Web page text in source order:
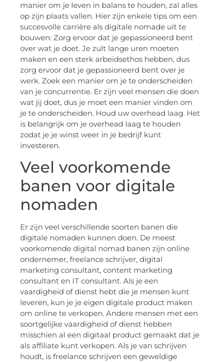
manier om je leven in balans te houden, zal alles
op zijn plaats vallen. Hier zijn enkele tips om een
succesvolle carrière als digitale nomade uit te
bouwen: Zorg ervoor dat je gepassioneerd bent
over wat je doet. Je zult lange uren moeten
maken en een sterk arbeidsethos hebben, dus
zorg ervoor dat je gepassioneerd bent over je
werk. Zoek een manier om je te onderscheiden
van je concurrentie. Er zijn veel mensen die doen
wat jij doet, dus je moet een manier vinden om
je te onderscheiden. Houd uw overhead laag. Het
is belangrijk om je overhead laag te houden
zodat je je winst weer in je bedrijf kunt
investeren.
Veel voorkomende
banen voor digitale
nomaden
Er zijn veel verschillende soorten banen die
digitale nomaden kunnen doen. De meest
voorkomende digital nomad banen zijn online
ondernemer, freelance schrijver, digital
marketing consultant, content marketing
consultant en IT consultant. Als je een
vaardigheid of dienst hebt die je mensen kunt
leveren, kun je je eigen digitale product maken
om online te verkopen. Andere mensen met een
soortgelijke vaardigheid of dienst hebben
misschien al een digitaal product gemaakt dat je
als affiliate kunt verkopen. Als je van schrijven
houdt, is freelance schrijven een geweldige